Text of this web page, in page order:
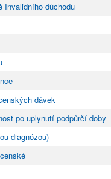
Invalidního důchodu
dávek
po uplynutí podpůrčí doby
diagnózou)